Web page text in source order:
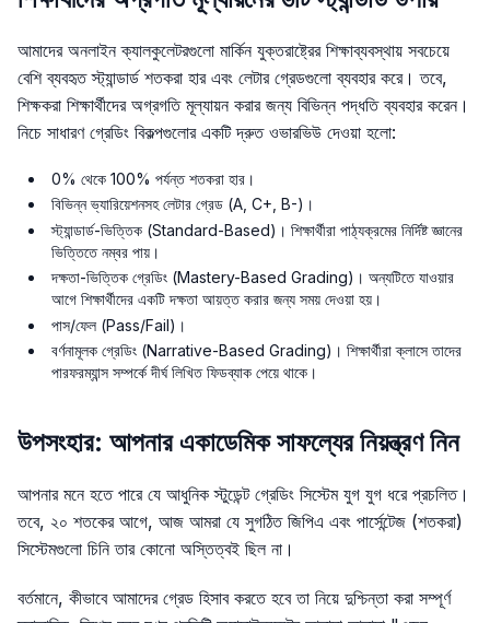
আমাদের অনলাইন ক্যালকুলেটরগুলো মার্কিন যুক্তরাষ্ট্রের শিক্ষাব্যবস্থায় সবচেয়ে
বেশি ব্যবহৃত স্ট্যান্ডার্ড শতকরা হার এবং লেটার গ্রেডগুলো ব্যবহার করে। তবে,
শিক্ষকরা শিক্ষার্থীদের অগ্রগতি মূল্যায়ন করার জন্য বিভিন্ন পদ্ধতি ব্যবহার করেন।
নিচে সাধারণ গ্রেডিং বিকল্পগুলোর একটি দ্রুত ওভারভিউ দেওয়া হলো:
0% থেকে 100% পর্যন্ত শতকরা হার।
বিভিন্ন ভ্যারিয়েশনসহ লেটার গ্রেড (A, C+, B-)।
স্ট্যান্ডার্ড-ভিত্তিক (Standard-Based)। শিক্ষার্থীরা পাঠ্যক্রমের নির্দিষ্ট জ্ঞানের
ভিত্তিতে নম্বর পায়।
দক্ষতা-ভিত্তিক গ্রেডিং (Mastery-Based Grading)। অন্যটিতে যাওয়ার
আগে শিক্ষার্থীদের একটি দক্ষতা আয়ত্ত করার জন্য সময় দেওয়া হয়।
পাস/ফেল (Pass/Fail)।
বর্ণনামূলক গ্রেডিং (Narrative-Based Grading)। শিক্ষার্থীরা ক্লাসে তাদের
পারফরম্যান্স সম্পর্কে দীর্ঘ লিখিত ফিডব্যাক পেয়ে থাকে।
উপসংহার: আপনার একাডেমিক সাফল্যের নিয়ন্ত্রণ নিন
আপনার মনে হতে পারে যে আধুনিক স্টুডেন্ট গ্রেডিং সিস্টেম যুগ যুগ ধরে প্রচলিত।
তবে, ২০ শতকের আগে, আজ আমরা যে সুগঠিত জিপিএ এবং পার্সেন্টেজ (শতকরা)
সিস্টেমগুলো চিনি তার কোনো অস্তিত্বই ছিল না।
বর্তমানে, কীভাবে আমাদের গ্রেড হিসাব করতে হবে তা নিয়ে দুশ্চিন্তা করা সম্পূর্ণ